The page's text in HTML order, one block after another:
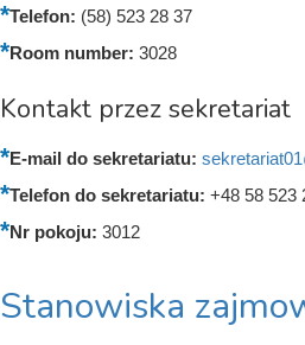
Telefon: (58) 523 28 37
Room number: 3028
Kontakt przez sekretariat
E-mail do sekretariatu:
Telefon do sekretariatu: +48 58 523
Nr pokoju: 3012
Stanowiska